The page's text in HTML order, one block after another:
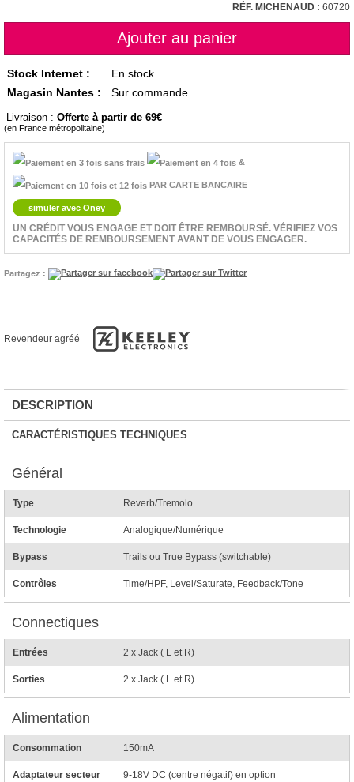
RÉF. MICHENAUD : 60720
Stock Internet :
En stock
Magasin Nantes :
Sur commande
Livraison : Offerte à partir de 69
(en France métropolitaine)
&
PAR CARTE BANCAIRE
simuler avec Oney
UN CRÉDIT VOUS ENGAGE ET DOIT ÊTRE REMBOURSÉ. VÉRIFIEZ VOS
CAPACITÉS DE REMBOURSEMENT AVANT DE VOUS ENGAGER.
Partagez :
Revendeur agréé
DESCRIPTION
CARACTÉRISTIQUES TECHNIQUES
Général
Type Reverb/Tremolo
Technologie Analogique/Numérique
Bypass Trails ou True Bypass (switchable)
Contrôles Time/HPF, Level/Saturate, Feedback/Tone
Connectiques
Entrées 2 x Jack ( L et R)
Sorties 2 x Jack ( L et R)
Alimentation
Consommation 150mA
Adaptateur secteur 9-18V DC (centre négatif) en option